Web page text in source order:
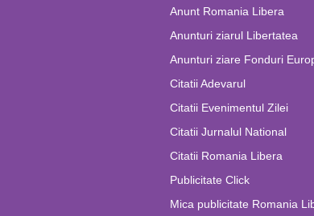
Anunt Romania Libera
Anunturi ziarul Libertatea
Anunturi ziare Fonduri
Citatii Adevarul
Citatii Evenimentul Zilei
Citatii Jurnalul National
Citatii Romania Libera
Publicitate Click
Mica publicitate Romania